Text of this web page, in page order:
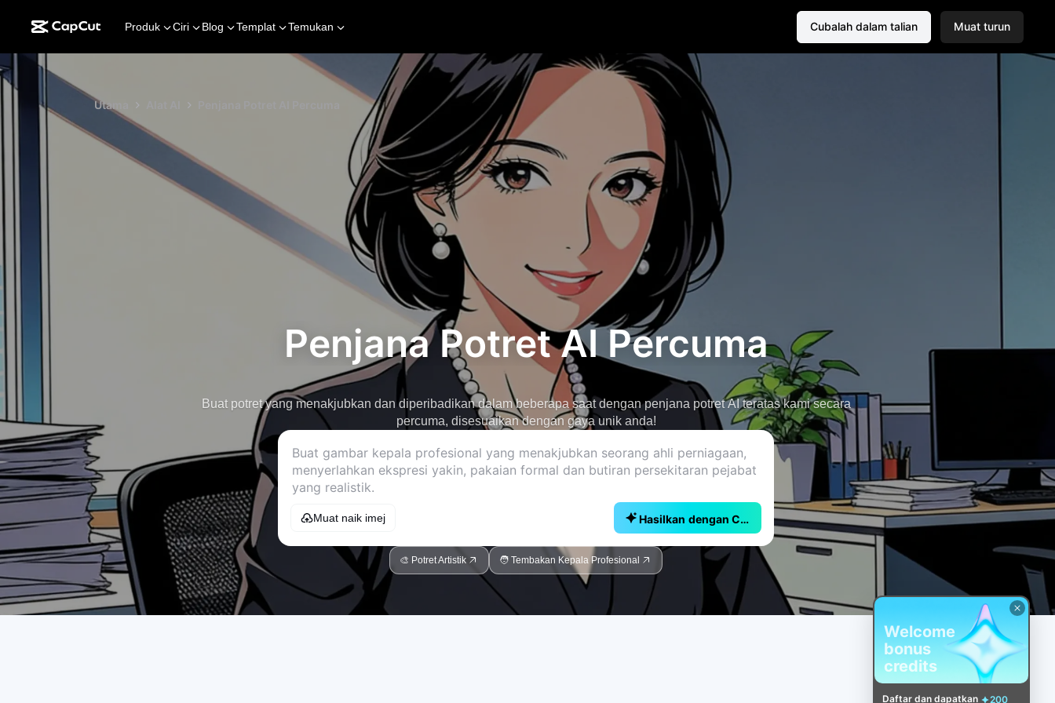
Produk Ciri Blog Templat Temukan Cubalah dalam talian Muat turun
Utama
Penjana Potret AI Percuma
Buat potret yang menakjubkan dan diperibadikan dalam beberapa saat dengan penjana potret AI teratas kami secara
percuma, disesuaikan dengan gaya unik anda!
Muat naik imej Hasilkan dengan CapCut
🎨 Potret Artistik 🧑 Tembakan Kepala Profesional
Welcome
bonus
credits
Daftar dan dapatkan 200